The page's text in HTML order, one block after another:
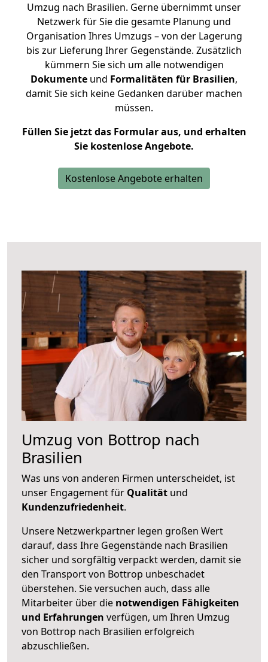
Umzug nach Brasilien. Gerne übernimmt unser
Netzwerk für Sie die gesamte Planung und
Organisation Ihres Umzugs – von der Lagerung
bis zur Lieferung Ihrer Gegenstände. Zusätzlich
kümmern Sie sich um alle notwendigen
Dokumente und Formalitäten für Brasilien,
damit Sie sich keine Gedanken darüber machen
müssen.
Füllen Sie jetzt das Formular aus, und erhalten
Sie kostenlose Angebote.
Kostenlose Angebote erhalten
Umzug von Bottrop nach
Brasilien
Was uns von anderen Firmen unterscheidet, ist
unser Engagement für Qualität und
Kundenzufriedenheit.
Unsere Netzwerkpartner legen großen Wert
darauf, dass Ihre Gegenstände nach Brasilien
sicher und sorgfältig verpackt werden, damit sie
den Transport von Bottrop unbeschadet
überstehen. Sie versuchen auch, dass alle
Mitarbeiter über die notwendigen Fähigkeiten
und Erfahrungen verfügen, um Ihren Umzug
von Bottrop nach Brasilien erfolgreich
abzuschließen.